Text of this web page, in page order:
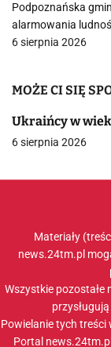
Podpoznańska
alarmowania
6 sierpnia 2026
MOŻE CI SIĘ
Ukraińcy w
6 sierpnia 2026
Materiały
news.24tm.pl
Wszystkie pozostałe
Powielanie tych treści
Portal